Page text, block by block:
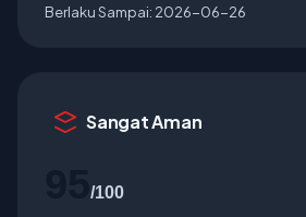
Berlaku Sampai: 2026-06-26
Sangat Aman
/100